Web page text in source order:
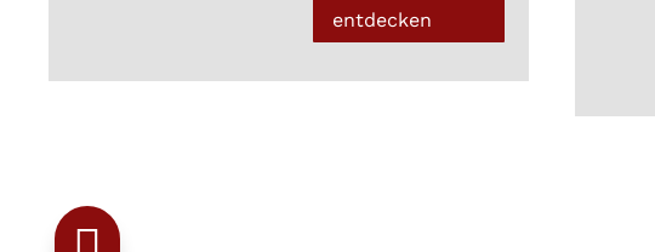
entdecken